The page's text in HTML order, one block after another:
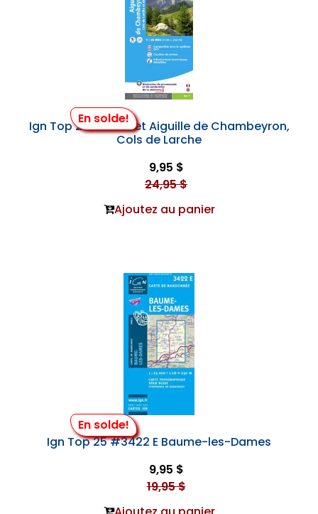
En solde!
Ign Top 25 #3538 et Aiguille de Chambeyron,
Cols de Larche
9,95 $
24,95 $
Ajoutez au panier
En solde!
Ign Top 25 #3422 E Baume-les-Dames
9,95 $
19,95 $